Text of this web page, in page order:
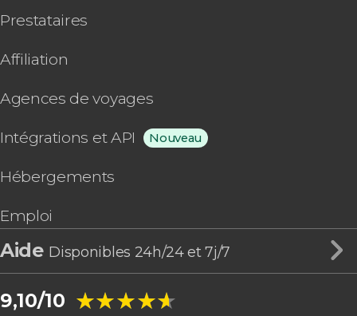
Prestataires
Affiliation
Agences de voyages
Intégrations et API Nouveau
Hébergements
Emploi
Aide Disponibles 24h/24 et 7j/7
9,10/10 ★★★★★
★★★★★